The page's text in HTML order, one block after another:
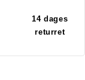
14 dages
returret